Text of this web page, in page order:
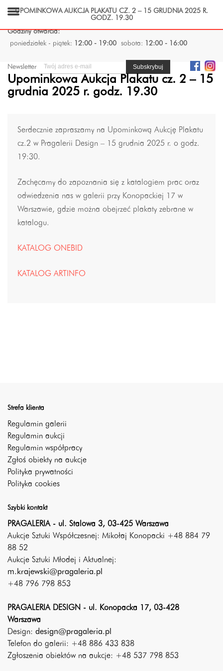
Godziny otwarcia:
poniedziałek - piątek:
12:00 - 19:00 sobota: 12:00 - 16:00
Newsletter
Upominkowa Aukcja Plakatu cz. 2 – 15
grudnia 2025 r. godz. 19.30
Serdecznie zapraszamy na Upominkową Aukcję Plakatu
cz.2 w Pragalerii Design – 15 grudnia 2025 r. o godz.
19:30.
Zachęcamy do zapoznania się z katalogiem prac oraz
odwiedzenia nas w galerii przy Konopackiej 17 w
Warszawie, gdzie można obejrzeć plakaty zebrane w
katalogu.
KATALOG ONEBID
KATALOG ARTINFO
Strefa klienta
Regulamin galerii
Regulamin aukcji
Regulamin współpracy
Zgłoś obiekty na aukcje
Polityka prywatności
Polityka cookies
Szybki kontakt
PRAGALERIA - ul. Stalowa 3, 03-425 Warszawa
Aukcje Sztuki Współczesnej: Mikołaj Konopacki +48 884 79
88 52
Aukcje Sztuki Młodej i Aktualnej:
m.krajewski@pragaleria.pl
+48 796 798 853
PRAGALERIA DESIGN - ul. Konopacka 17, 03-428
Warszawa
Design: design@pragaleria.pl
Telefon do galerii: +48 886 433 838
Zgłoszenia obiektów na aukcje: +48 537 798 853
UPOMINKOWA AUKCJA PLAKATU CZ. 2 – 15 GRUDNIA 2025 R.
GODZ. 19.30